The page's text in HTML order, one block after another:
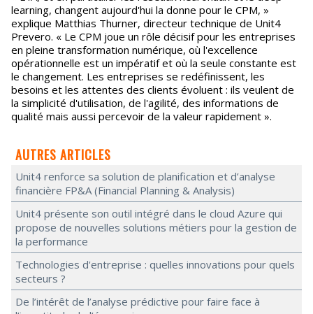
learning, changent aujourd'hui la donne pour le CPM, »
explique Matthias Thurner, directeur technique de Unit4
Prevero. « Le CPM joue un rôle décisif pour les entreprises
en pleine transformation numérique, où l'excellence
opérationnelle est un impératif et où la seule constante est
le changement. Les entreprises se redéfinissent, les
besoins et les attentes des clients évoluent : ils veulent de
la simplicité d'utilisation, de l'agilité, des informations de
qualité mais aussi percevoir de la valeur rapidement ».
AUTRES ARTICLES
Unit4 renforce sa solution de planification et d’analyse
financière FP&A (Financial Planning & Analysis)
Unit4 présente son outil intégré dans le cloud Azure qui
propose de nouvelles solutions métiers pour la gestion de
la performance
Technologies d'entreprise : quelles innovations pour quels
secteurs ?
De l’intérêt de l’analyse prédictive pour faire face à